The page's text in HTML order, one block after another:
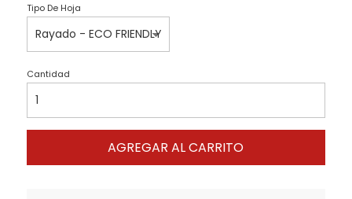
Tipo De Hoja
Cantidad
AGREGAR AL CARRITO